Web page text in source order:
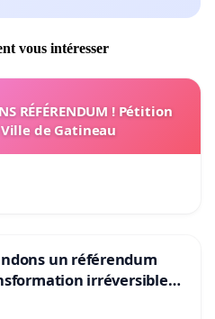
vous intéresser
RÉFÉRENDUM ! Pétition
de Gatineau
un référendum
irréversible